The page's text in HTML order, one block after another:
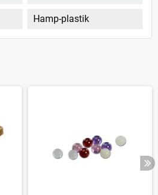
Hamp-plastik